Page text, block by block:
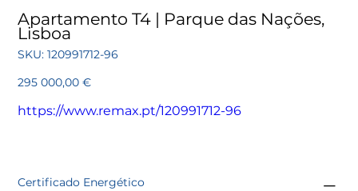
Apartamento T4 | Parque das Nações,
Lisboa
SKU: SKU
120991712-
120991712-96
Preço
295 000,00 €
https://www.remax.pt/120991712-96
Certificado Energético